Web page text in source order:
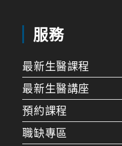
服務
最新生醫課程
最新生醫講座
預約課程
職缺專區